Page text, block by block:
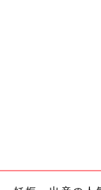
一番多く、その次